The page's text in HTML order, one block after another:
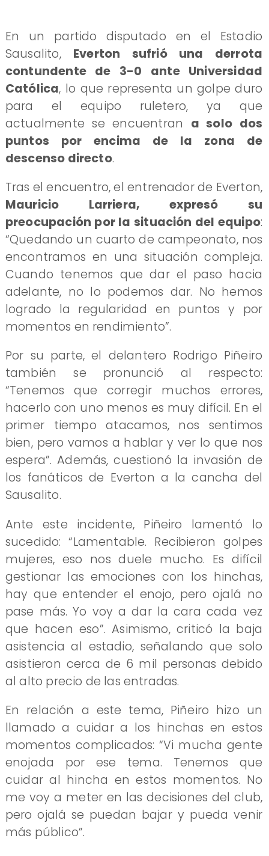
En un partido disputado en el Estadio
Sausalito, Everton sufrió una derrota
contundente de 3-0 ante Universidad
Católica, lo que representa un golpe duro
para el equipo ruletero, ya que
actualmente se encuentran a solo dos
puntos por encima de la zona de
descenso directo.
Tras el encuentro, el entrenador de Everton,
Mauricio Larriera, expresó su
preocupación por la situación del equipo:
“Quedando un cuarto de campeonato, nos
encontramos en una situación compleja.
Cuando tenemos que dar el paso hacia
adelante, no lo podemos dar. No hemos
logrado la regularidad en puntos y por
momentos en rendimiento”.
Por su parte, el delantero Rodrigo Piñeiro
también se pronunció al respecto:
“Tenemos que corregir muchos errores,
hacerlo con uno menos es muy difícil. En el
primer tiempo atacamos, nos sentimos
bien, pero vamos a hablar y ver lo que nos
espera”. Además, cuestionó la invasión de
los fanáticos de Everton a la cancha del
Sausalito.
Ante este incidente, Piñeiro lamentó lo
sucedido: “Lamentable. Recibieron golpes
mujeres, eso nos duele mucho. Es difícil
gestionar las emociones con los hinchas,
hay que entender el enojo, pero ojalá no
pase más. Yo voy a dar la cara cada vez
que hacen eso”. Asimismo, criticó la baja
asistencia al estadio, señalando que solo
asistieron cerca de 6 mil personas debido
al alto precio de las entradas.
En relación a este tema, Piñeiro hizo un
llamado a cuidar a los hinchas en estos
momentos complicados: “Vi mucha gente
enojada por ese tema. Tenemos que
cuidar al hincha en estos momentos. No
me voy a meter en las decisiones del club,
pero ojalá se puedan bajar y pueda venir
más público”.